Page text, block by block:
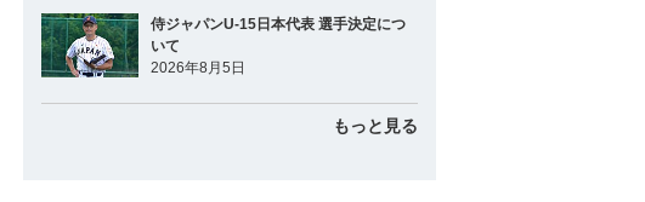
侍ジャパンU-15日本代表 選手決定につ
いて
2026年8月5日
もっと見る